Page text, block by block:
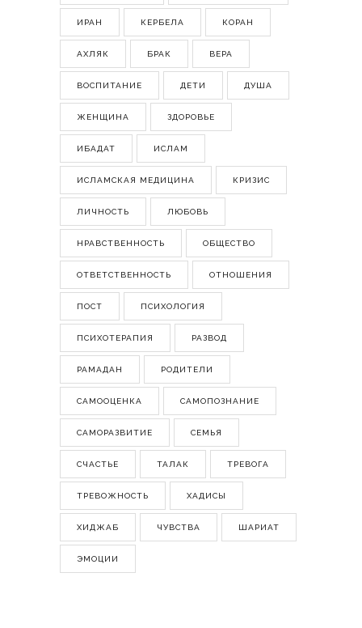
ИРАН КЕРБЕЛА КОРАН
АХЛЯК БРАК ВЕРА
ВОСПИТАНИЕ ДЕТИ ДУША
ЖЕНЩИНА ЗДОРОВЬЕ
ИБАДАТ ИСЛАМ
ИСЛАМСКАЯ МЕДИЦИНА КРИЗИС
ЛИЧНОСТЬ ЛЮБОВЬ
НРАВСТВЕННОСТЬ ОБЩЕСТВО
ОТВЕТСТВЕННОСТЬ ОТНОШЕНИЯ
ПОСТ ПСИХОЛОГИЯ
ПСИХОТЕРАПИЯ РАЗВОД
РАМАДАН РОДИТЕЛИ
САМООЦЕНКА САМОПОЗНАНИЕ
САМОРАЗВИТИЕ СЕМЬЯ
СЧАСТЬЕ ТАЛАК ТРЕВОГА
ТРЕВОЖНОСТЬ ХАДИСЫ
ХИДЖАБ ЧУВСТВА ШАРИАТ
ЭМОЦИИ